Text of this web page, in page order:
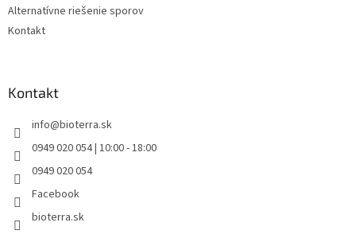
Alternatívne riešenie sporov
Kontakt
Kontakt
info@bioterra.sk
0949 020 054 | 10:00 - 18:00
0949 020 054
Facebook
bioterra.sk